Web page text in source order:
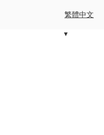
繁體中文